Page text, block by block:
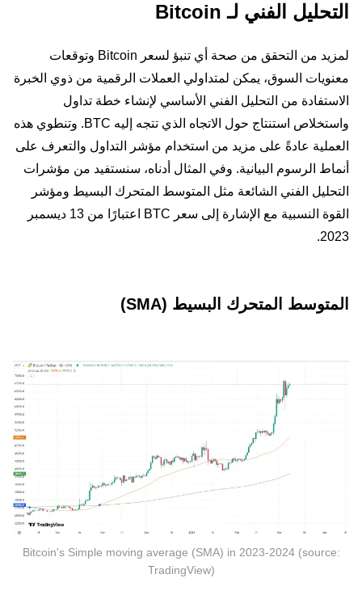
التحليل الفني لـ Bitcoin
لمزيد من التحقق من صحة أي تنبؤ لسعر Bitcoin وتوقعات
معنويات السوق، يمكن لمتداولي العملات الرقمية من ذوي الخبرة
الاستفادة من التحليل الفني الأساسي لإنشاء خطة تداول
واستخلاص استنتاج حول الاتجاه الذي تتجه إليه BTC. وتنطوي هذه
العملية عادةً على مزيد من استخدام مؤشر التداول والتعرف على
أنماط الرسوم البيانية. وفي المثال أدناه، سنستفيد من مؤشرات
التحليل الفني الشائعة مثل المتوسط المتحرك البسيط ومؤشر
القوة النسبية مع الإشارة إلى سعر BTC اعتبارًا من 13 ديسمبر
2023.
المتوسط المتحرك البسيط (SMA)
Bitcoin's Simple moving average (SMA) in 2023-2024 (source:
TradingView)